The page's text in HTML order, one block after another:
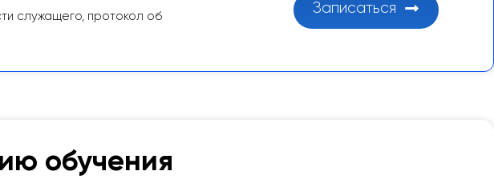
служащего, протокол об
Записаться
обучения